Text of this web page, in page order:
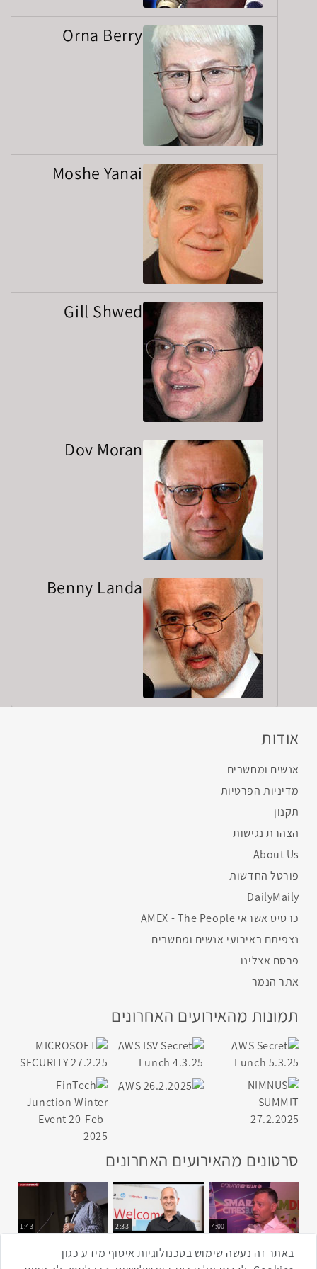
Orna Berry
Moshe Yanai
Gill Shwed
Dov Moran
Benny Landa
אודות
אנשים ומחשבים
מדיניות הפרטיות
תקנון
הצהרת נגישות
About Us
פורטל החדשות
DailyMaily
כרטיס אשראי AMEX - The People
נצפיתם באירועי אנשים ומחשבים
פרסם אצלינו
אתר הנמר
תמונות מהאירועים האחרונים
סרטונים מהאירועים האחרונים
4:00
2:33
1:43
באתר זה נעשה שימוש בטכנולוגיות איסוף מידע כגון